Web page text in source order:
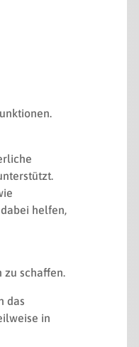
helfen,
zu schaffen.
das
in